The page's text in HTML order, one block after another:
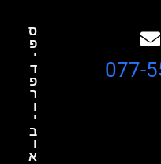
ס
פ
י
ד
פ
ר
ו
י
ב
ו
א